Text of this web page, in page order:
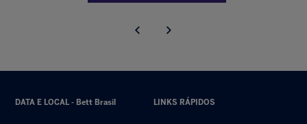
DATA E LOCAL - Bett Brasil LINKS RÁPIDOS